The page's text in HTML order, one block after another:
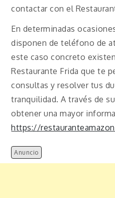
contactar con el
En determinadas
disponen de teléfono de
este caso concreto
Restaurante Frida que te
consultas y resolver tus
tranquilidad. A través de
obtener una mayor
https://
Anuncio